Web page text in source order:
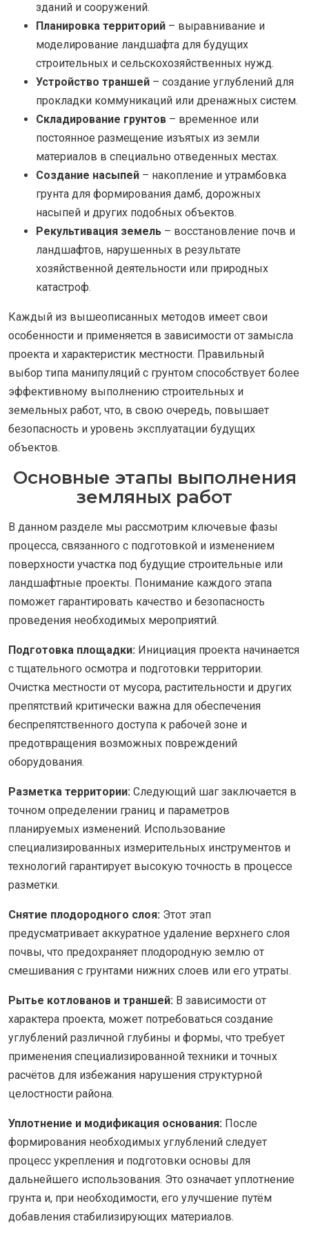
зданий и сооружений.
Планировка территорий – выравнивание и
моделирование ландшафта для будущих
строительных и сельскохозяйственных нужд.
Устройство траншей – создание углублений для
прокладки коммуникаций или дренажных систем.
Складирование грунтов – временное или
постоянное размещение изъятых из земли
материалов в специально отведенных местах.
Создание насыпей – накопление и утрамбовка
грунта для формирования дамб, дорожных
насыпей и других подобных объектов.
Рекультивация земель – восстановление почв и
ландшафтов, нарушенных в результате
хозяйственной деятельности или природных
катастроф.
Каждый из вышеописанных методов имеет свои
особенности и применяется в зависимости от замысла
проекта и характеристик местности. Правильный
выбор типа манипуляций с грунтом способствует более
эффективному выполнению строительных и
земельных работ, что, в свою очередь, повышает
безопасность и уровень эксплуатации будущих
объектов.
Основные этапы выполнения
земляных работ
В данном разделе мы рассмотрим ключевые фазы
процесса, связанного с подготовкой и изменением
поверхности участка под будущие строительные или
ландшафтные проекты. Понимание каждого этапа
поможет гарантировать качество и безопасность
проведения необходимых мероприятий.
Подготовка площадки: Инициация проекта начинается
с тщательного осмотра и подготовки территории.
Очистка местности от мусора, растительности и других
препятствий критически важна для обеспечения
беспрепятственного доступа к рабочей зоне и
предотвращения возможных повреждений
оборудования.
Разметка территории: Следующий шаг заключается в
точном определении границ и параметров
планируемых изменений. Использование
специализированных измерительных инструментов и
технологий гарантирует высокую точность в процессе
разметки.
Снятие плодородного слоя: Этот этап
предусматривает аккуратное удаление верхнего слоя
почвы, что предохраняет плодородную землю от
смешивания с грунтами нижних слоев или его утраты.
Рытье котлованов и траншей: В зависимости от
характера проекта, может потребоваться создание
углублений различной глубины и формы, что требует
применения специализированной техники и точных
расчётов для избежания нарушения структурной
целостности района.
Уплотнение и модификация основания: После
формирования необходимых углублений следует
процесс укрепления и подготовки основы для
дальнейшего использования. Это означает уплотнение
грунта и, при необходимости, его улучшение путём
добавления стабилизирующих материалов.